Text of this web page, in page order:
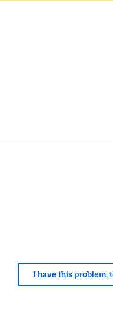
I have this problem,